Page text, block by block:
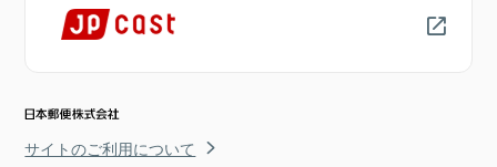
サイトのご利用について